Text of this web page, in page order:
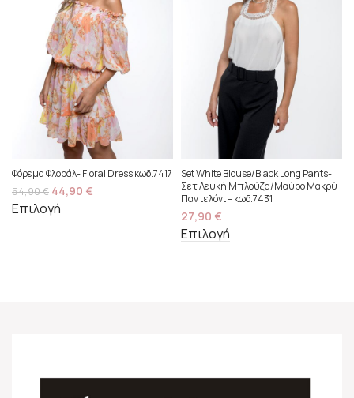
Φόρεμα Φλοράλ- Floral Dress κωδ.7417
54,90€ 44,90 €
Επιλογή
Set White Blouse/Black Long Pants-
Σετ Λευκή Μπλούζα/Μαύρο Μακρύ
Παντελόνι – κωδ.7431
27,90 €
Επιλογή